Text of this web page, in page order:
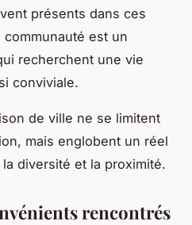
présents dans ces
est un
recherchent une vie
conviviale.
de ville ne se limitent
mais englobent un réel
diversité et la proximité.
rencontrés